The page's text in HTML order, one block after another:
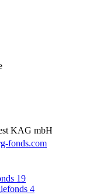
KAG mbH
fonds.com
19
4